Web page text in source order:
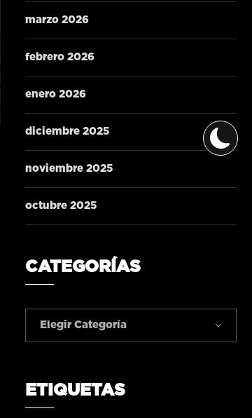
marzo 2026
febrero 2026
enero 2026
diciembre 2025
noviembre 2025
octubre 2025
CATEGORÍAS
Elegir Categoría
ETIQUETAS